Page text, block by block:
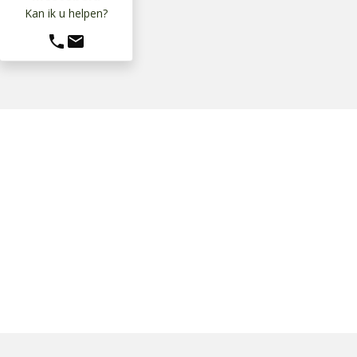
Kan ik u helpen?
phone mail